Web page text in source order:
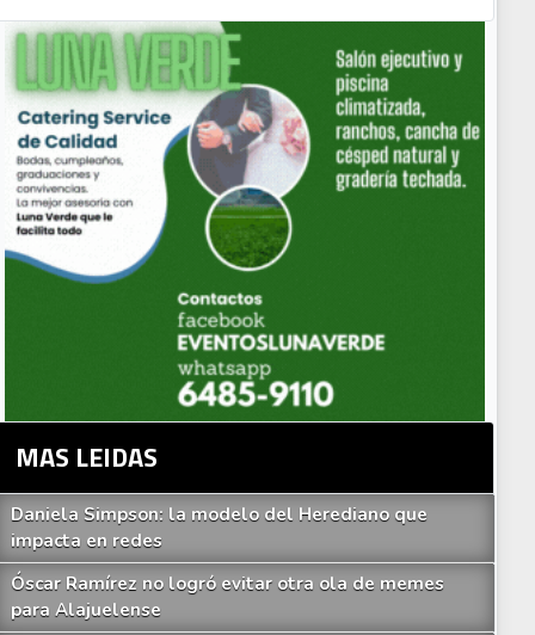
MAS LEIDAS
Daniela Simpson: la modelo del Herediano que
impacta en redes
Óscar Ramírez no logró evitar otra ola de memes
para Alajuelense